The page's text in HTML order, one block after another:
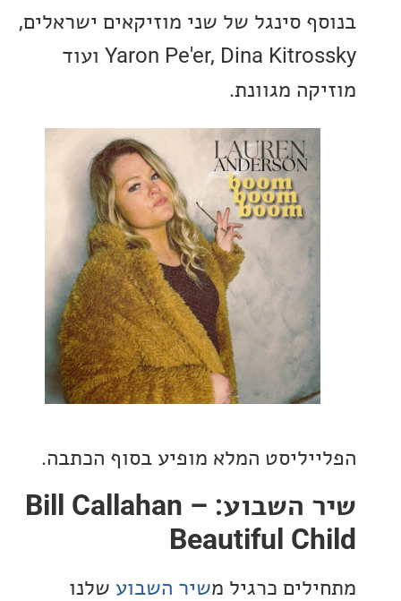
סינגל של שני מוזיקאים ישראלים,
Yaron Pe'er, Dina Kitrossky ועוד
מגוונת.
המלא מופיע בסוף הכתבה.
שיר השבוע: Bill Callahan –
Beautiful
כרגיל משיר השבועשלנו